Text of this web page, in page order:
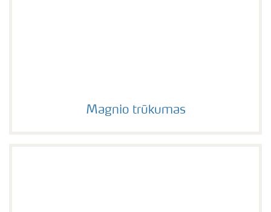
Magnio trūkumas
Magnio trūkumas